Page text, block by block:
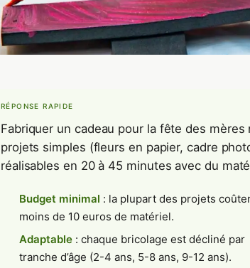
RÉPONSE RAPIDE
Fabriquer un cadeau pour la fête des
projets simples (fleurs en papier, cadre
réalisables en 20 à 45 minutes avec du
Budget minimal : la plupart des projets
moins de 10 euros de matériel.
Adaptable: chaque bricolage est décliné par
tranche d’âge (2-4 ans, 5-8 ans, 9-12 ans).